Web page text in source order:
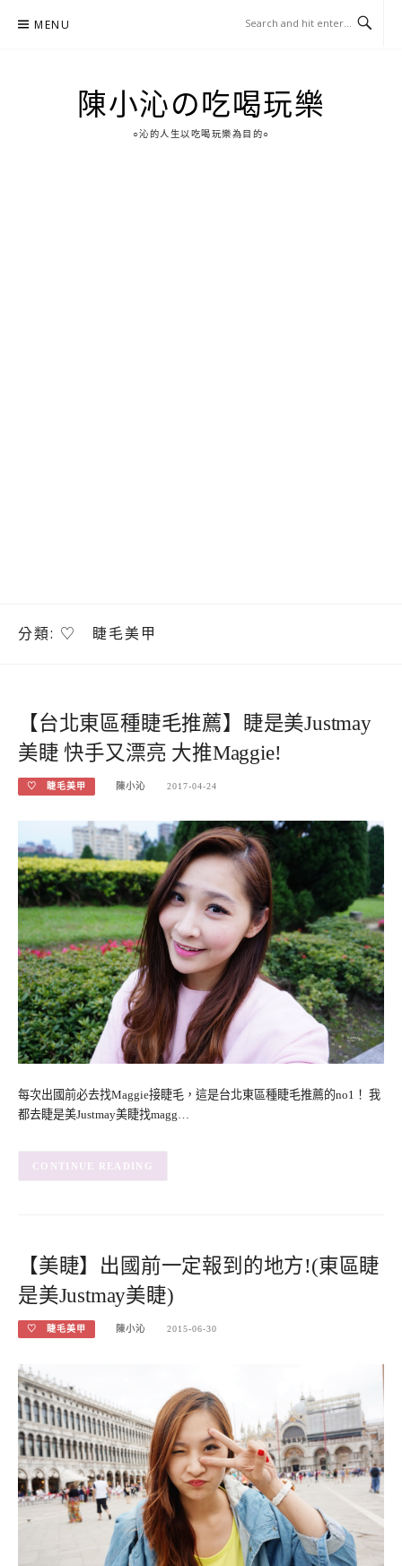
MENU
陳小沁の吃喝玩樂
○沁的人生以吃喝玩樂為目的○
分類: ♡ 睫毛美甲
【台北東區種睫毛推薦】睫是美Justmay
美睫 快手又漂亮 大推Maggie!
♡ 睫毛美甲 陳小沁 2017-04-24
每次出國前必去找Maggie接睫毛，這是台北東區種睫毛推薦的no1！ 我
都去睫是美Justmay美睫找magg…
CONTINUE READING
【美睫】出國前一定報到的地方!(東區睫
是美Justmay美睫)
♡ 睫毛美甲 陳小沁 2015-06-30